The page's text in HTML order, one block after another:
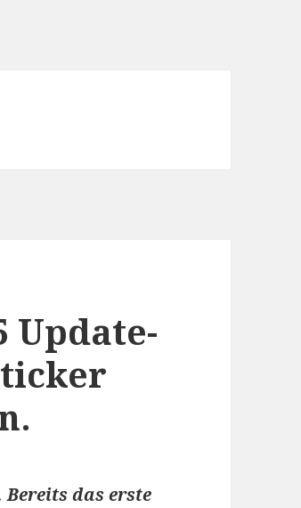
Update-
Bereits das erste